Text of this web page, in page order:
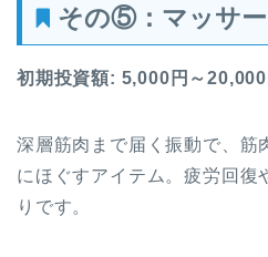
その⑤：マッサ
初期投資額: 5,000円～20,000
深層筋肉まで届く振動で、筋
にほぐすアイテム。疲労回復
りです。